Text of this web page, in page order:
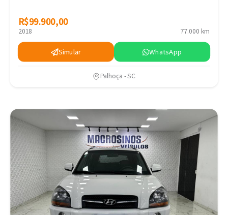
R$99.900,00
R$99.900,00
2018 77.000 km
Simular WhatsApp
Palhoça - SC